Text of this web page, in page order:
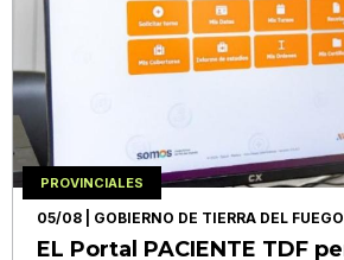
PROVINCIALES
05/08 | GOBIERNO DE TIERRA DEL FUEGO
EL Portal PACIENTE TDF